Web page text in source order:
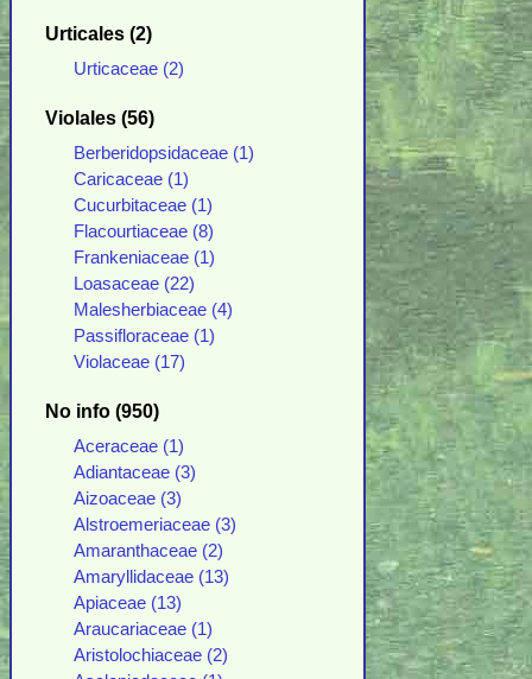
Urticales (2)
Urticaceae (2)
Violales (56)
Berberidopsidaceae (1)
Caricaceae (1)
Cucurbitaceae (1)
Flacourtiaceae (8)
Frankeniaceae (1)
Loasaceae (22)
Malesherbiaceae (4)
Passifloraceae (1)
Violaceae (17)
No info (950)
Aceraceae (1)
Adiantaceae (3)
Aizoaceae (3)
Alstroemeriaceae (3)
Amaranthaceae (2)
Amaryllidaceae (13)
Apiaceae (13)
Araucariaceae (1)
Aristolochiaceae (2)